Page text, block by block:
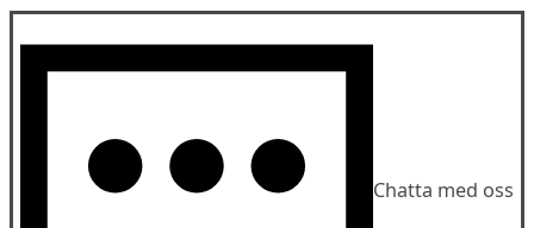
Chatta med oss